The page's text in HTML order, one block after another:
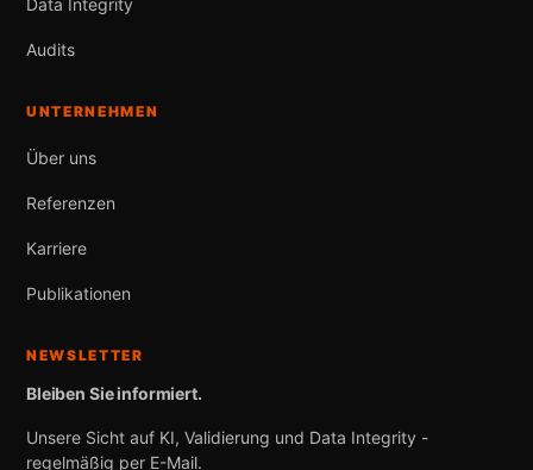
Audits
UNTERNEHMEN
Über uns
Referenzen
Karriere
Publikationen
NEWSLETTER
Bleiben Sie informiert.
Unsere Sicht auf KI, Validierung und Data Integrity -
regelmäßig per E-Mail.